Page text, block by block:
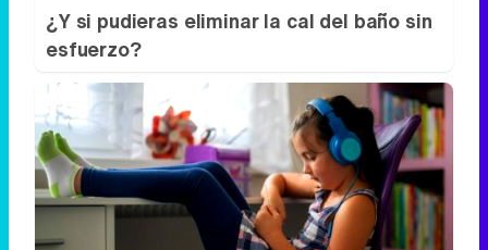
¿Y si pudieras eliminar la cal del baño sin
esfuerzo?